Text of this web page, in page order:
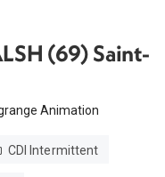
(69) Saint-
Animation
CDI Intermittent